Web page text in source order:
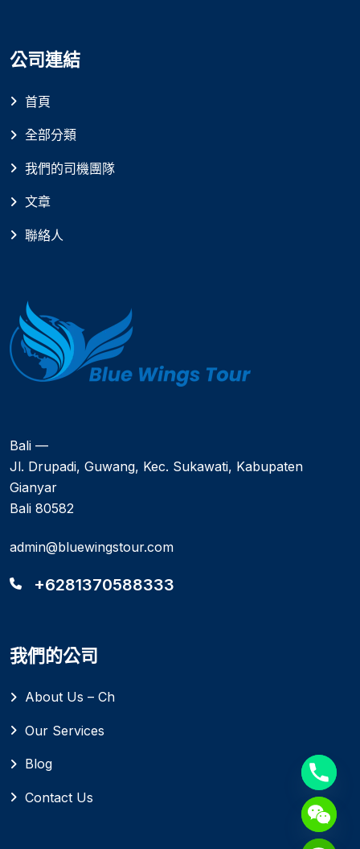
公司連結
首頁
全部分類
我們的司機團隊
文章
聯絡人
Bali —
Jl. Drupadi, Guwang, Kec. Sukawati, Kabupaten
Gianyar
Bali 80582
admin@bluewingstour.com
+6281370588333
我們的公司
About Us – Ch
Our Services
Blog
Contact Us